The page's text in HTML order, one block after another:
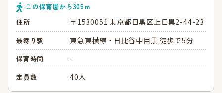
この保育園から305ｍ
住所
〒1530051 東京都目黒区上目黒2-44-23
最寄り駅 東急東横線・日比谷中目黒 徒歩で5分
保育時間 -
定員数 40人